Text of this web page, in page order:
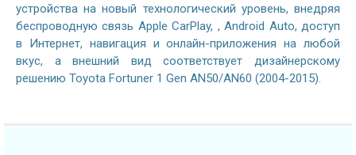
устройства на новый технологический уровень, внедряя
беспроводную связь Apple CarPlay, , Android Auto, доступ
в Интернет, навигация и онлайн-приложения на любой
вкус, а внешний вид соответствует дизайнерскому
решению Toyota Fortuner 1 Gen AN50/AN60 (2004-2015).